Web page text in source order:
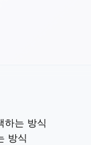
하는 방식
방식